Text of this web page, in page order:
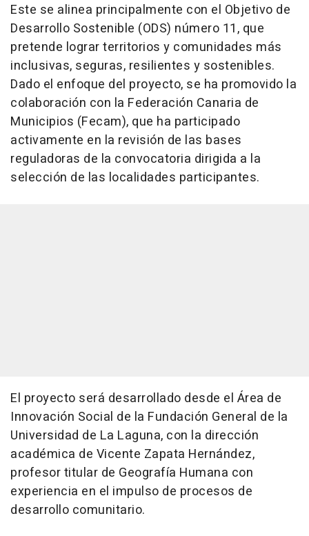
Este se alinea principalmente con el Objetivo de
Desarrollo Sostenible (ODS) número 11, que
pretende lograr territorios y comunidades más
inclusivas, seguras, resilientes y sostenibles.
Dado el enfoque del proyecto, se ha promovido la
colaboración con la Federación Canaria de
Municipios (Fecam), que ha participado
activamente en la revisión de las bases
reguladoras de la convocatoria dirigida a la
selección de las localidades participantes.
El proyecto será desarrollado desde el Área de
Innovación Social de la Fundación General de la
Universidad de La Laguna, con la dirección
académica de Vicente Zapata Hernández,
profesor titular de Geografía Humana con
experiencia en el impulso de procesos de
desarrollo comunitario.